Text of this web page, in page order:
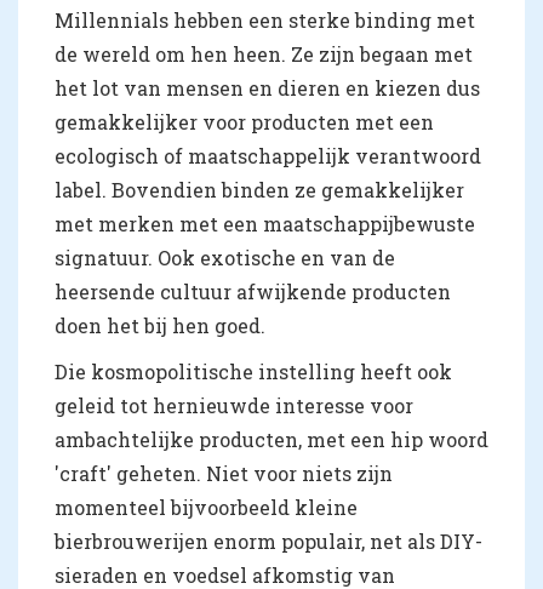
Millennials hebben een sterke binding met
de wereld om hen heen. Ze zijn begaan met
het lot van mensen en dieren en kiezen dus
gemakkelijker voor producten met een
ecologisch of maatschappelijk verantwoord
label. Bovendien binden ze gemakkelijker
met merken met een maatschappijbewuste
signatuur. Ook exotische en van de
heersende cultuur afwijkende producten
doen het bij hen goed.
Die kosmopolitische instelling heeft ook
geleid tot hernieuwde interesse voor
ambachtelijke producten, met een hip woord
'craft' geheten. Niet voor niets zijn
momenteel bijvoorbeeld kleine
bierbrouwerijen enorm populair, net als DIY-
sieraden en voedsel afkomstig van